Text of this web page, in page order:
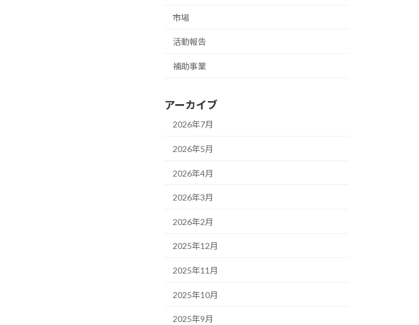
市場
活動報告
補助事業
アーカイブ
2026年7月
2026年5月
2026年4月
2026年3月
2026年2月
2025年12月
2025年11月
2025年10月
2025年9月